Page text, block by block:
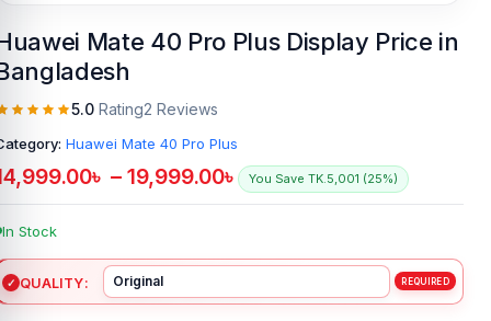
Mate 40 Pro Plus Display Price in
5.0 Rating2 Reviews
Huawei Mate 40 Pro Plus
৳ – 19,999.00৳ You Save TK.5,001 (25%)
In Stock
QUALITY